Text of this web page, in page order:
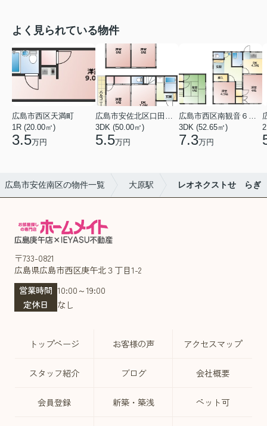
よく見られている物件
広島市西区天満町
1R (20.00㎡)
3.5万円
広島市安佐北区口田１丁目
3DK (50.00㎡)
5.5万円
広島市西区南観音６丁目
3DK (52.65㎡)
7.3万円
広島市安佐南区の物件一覧 大原駅 レオネクストせゝらぎ
〒733-0821
広島県広島市西区庚午北３丁目1-2
営業時間 10:00～19:00
定休日
なし
トップページ お客様の声 アクセスマップ
スタッフ紹介 ブログ 会社概要
会員登録 新築・築浅 ペット可